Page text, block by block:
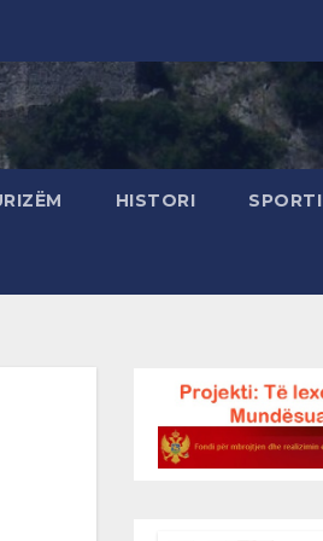
HISTORI SPORTI